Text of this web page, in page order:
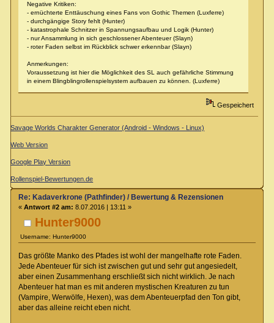
Negative Kritiken:
- ernüchterte Enttäuschung eines Fans von Gothic Themen (Luxferre)
- durchgängige Story fehlt (Hunter)
- katastrophale Schnitzer in Spannungsaufbau und Logik (Hunter)
- nur Ansammlung in sich geschlossener Abenteuer (Slayn)
- roter Faden selbst im Rückblick schwer erkennbar (Slayn)
Anmerkungen:
Voraussetzung ist hier die Möglichkeit des SL auch gefährliche Stimmung
in einem Blingblingrollenspielsystem aufbauen zu können. (Luxferre)
Gespeichert
Savage Worlds Charakter Generator (Android - Windows - Linux)
Web Version
Google Play Version
Rollenspiel-Bewertungen.de
Hunter9000
Username: Hunter9000
Re: Kadaverkrone (Pathfinder) / Bewertung & Rezensionen
« Antwort #2 am: 8.07.2016 | 13:11 »
Das größte Manko des Pfades ist wohl der mangelhafte rote Faden.
Jede Abenteuer für sich ist zwischen gut und sehr gut angesiedelt,
aber einen Zusammenhang erschließt sich nicht wirklich. Je nach
Abenteuer hat man es mit anderen mystischen Kreaturen zu tun
(Vampire, Werwölfe, Hexen), was dem Abenteuerpfad den Ton gibt,
aber das alleine reicht eben nicht.